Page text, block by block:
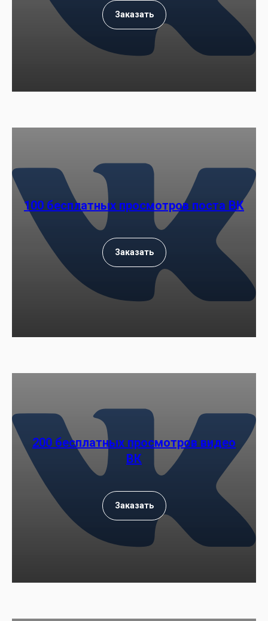
Заказать
100 бесплатных просмотров поста ВК
Заказать
200 бесплатных просмотров видео
ВК
Заказать